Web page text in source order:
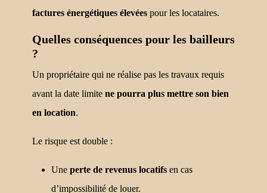
factures énergétiques élevées pour les locataires.
Quelles conséquences pour les bailleurs
?
Un propriétaire qui ne réalise pas les travaux requis
avant la date limite ne pourra plus mettre son bien
en location.
Le risque est double :
Une perte de revenus locatifs en cas
d’impossibilité de louer.